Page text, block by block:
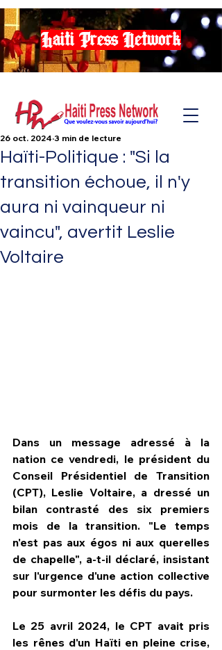
Haiti Press Network
HPN Live
Haïti-Politique : "Si la
transition échoue, il n'y
aura ni vainqueur ni
vaincu", avertit Leslie
Voltaire
26 oct. 2024 3 min de lecture
Dans un message adressé à la
nation ce vendredi, le président du
Conseil Présidentiel de Transition
(CPT), Leslie Voltaire, a dressé un
bilan contrasté des six premiers
mois de la transition. "Le temps
n'est pas aux égos ni aux querelles
de chapelle", a-t-il déclaré, insistant
sur l'urgence d'une action collective
pour surmonter les défis du pays.
Le 25 avril 2024, le CPT avait pris
les rênes d'un Haïti en pleine crise,